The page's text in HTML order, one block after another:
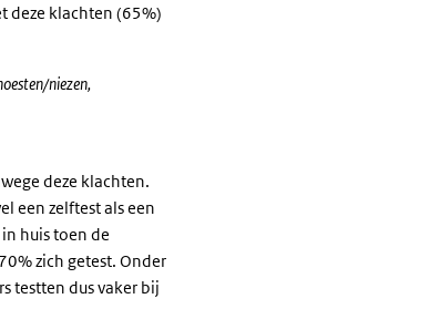
deze klachten (65%)
niezen,
deze klachten.
een zelftest als een
huis toen de
zich getest. Onder
testten dus vaker bij